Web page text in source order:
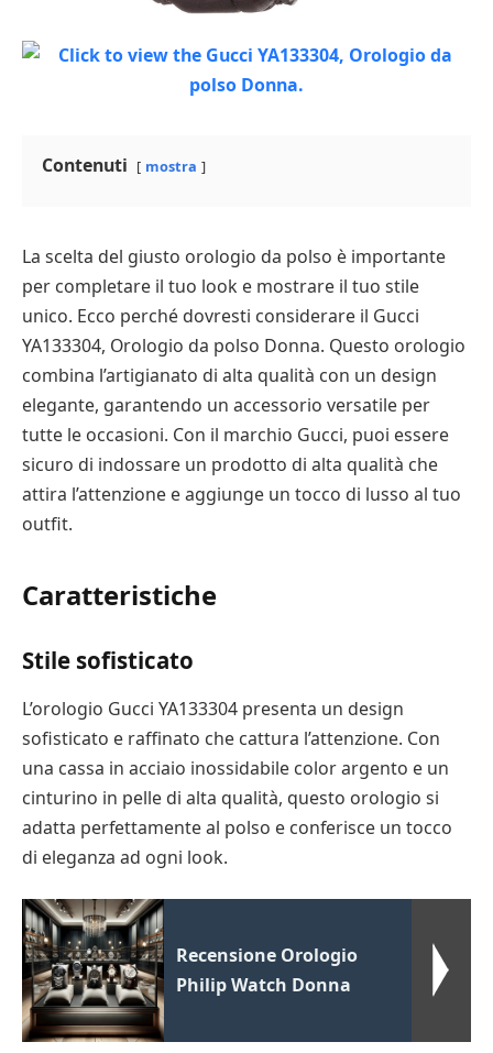
Contenuti mostra
La scelta del giusto orologio da polso è importante
per completare il tuo look e mostrare il tuo stile
unico. Ecco perché dovresti considerare il Gucci
YA133304, Orologio da polso Donna. Questo orologio
combina l’artigianato di alta qualità con un design
elegante, garantendo un accessorio versatile per
tutte le occasioni. Con il marchio Gucci, puoi essere
sicuro di indossare un prodotto di alta qualità che
attira l’attenzione e aggiunge un tocco di lusso al tuo
outfit.
Caratteristiche
Stile sofisticato
L’orologio Gucci YA133304 presenta un design
sofisticato e raffinato che cattura l’attenzione. Con
una cassa in acciaio inossidabile color argento e un
cinturino in pelle di alta qualità, questo orologio si
adatta perfettamente al polso e conferisce un tocco
di eleganza ad ogni look.
Recensione Orologio
Philip Watch Donna